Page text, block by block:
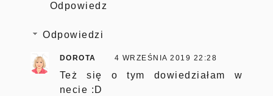
Odpowiedz
Odpowiedzi
DOROTA 4 WRZEŚNIA 2019 22:28
Też się o tym dowiedziałam w
necie :D